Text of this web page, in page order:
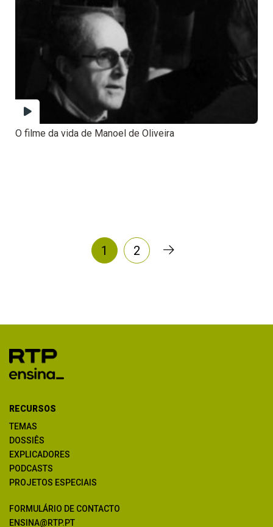
O filme da vida de Manoel de Oliveira
1 2
RECURSOS
TEMAS
DOSSIÊS
EXPLICADORES
PODCASTS
PROJETOS ESPECIAIS
FORMULÁRIO DE CONTACTO
ENSINA@RTP.PT